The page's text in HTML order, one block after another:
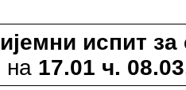
испит
на 17.01 ч.